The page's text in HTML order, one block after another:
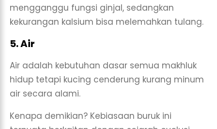
mengganggu fungsi ginjal, sedangkan
kekurangan kalsium bisa melemahkan tulang.
5. Air
Air adalah kebutuhan dasar semua makhluk
hidup tetapi kucing cenderung kurang minum
air secara alami.
Kenapa demikian? Kebiasaan buruk ini